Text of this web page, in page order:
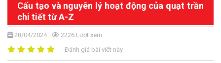
Cấu tạo và nguyên lý hoạt động của quạt trần
chi tiết từ A-Z
28/04/2024 2226 Lượt xem
Đánh giá bài viết này